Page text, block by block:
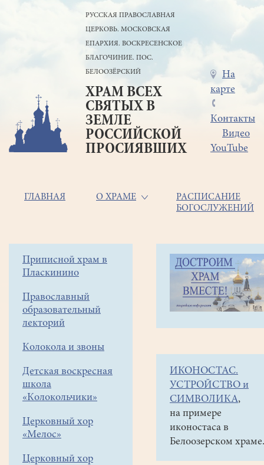
РУССКАЯ ПРАВОСЛАВНАЯ
ЦЕРКОВЬ. МОСКОВСКАЯ
ЕПАРХИЯ. ВОСКРЕСЕНСКОЕ
БЛАГОЧИНИЕ. ПОС.
БЕЛООЗЁРСКИЙ
ХРАМ ВСЕХ
СВЯТЫХ В
ЗЕМЛЕ
РОССИЙСКОЙ
ПРОСИЯВШИХ
Меню
в
шапке
На
карте
Контакты
Видео
YouTube
Основная
ГЛАВНАЯ О ХРАМЕ
РАСПИСАНИЕ
БОГОСЛУЖЕНИЙ
Боковое
меню
Приписной храм в
Пласкинино
Православный
образовательный
лекторий
Колокола и звоны
Детская воскресная
школа
«Колокольчики»
Церковный хор
«Мелос»
Церковный хор
Строка
навигации
Объявления
субботу)
17.00
"Гармония"
ИКОНОСТАС.
УСТРОЙСТВО и
СИМВОЛИКА,
на примере
иконостаса в
Белоозерском храме.